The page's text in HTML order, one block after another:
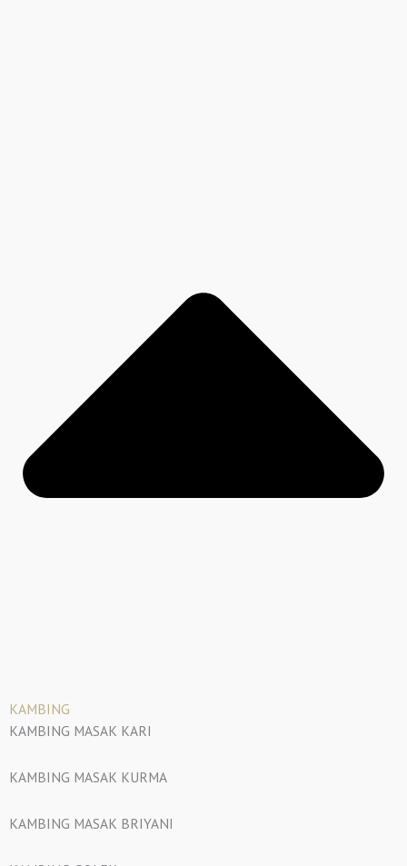
KAMBING
KAMBING MASAK KARI
KAMBING MASAK KURMA
KAMBING MASAK BRIYANI